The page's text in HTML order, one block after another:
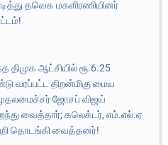
தவெக மகளிரணியினர்
திமுக ஆட்சியில் ரூ.6.25
வரப்பட்ட திறன்மிகு மைய
ஜோசப் விஜய்
வைத்தார்; கலெக்டர், எம்.எல்.ஏ
தொடங்கி வைத்தனர்!